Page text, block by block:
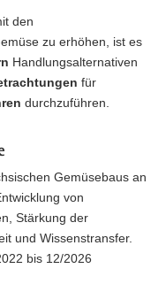
den
zu erhöhen, ist es
Handlungsalternativen
für
durchzuführen.
Gemüsebaus an
von
Stärkung der
und Wissenstransfer.
bis 12/2026